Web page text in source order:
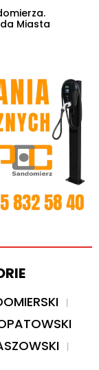
Miasta